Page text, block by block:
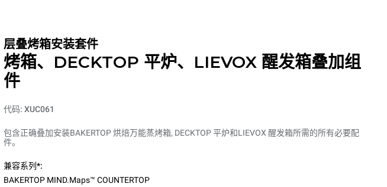
层叠烤箱安装套件
烤箱、DECKTOP 平炉、LIEVOX 醒发箱叠加组
件
代码: XUC061
包含正确叠加安装BAKERTOP 烘焙万能蒸烤箱, DECKTOP 平炉和LIEVOX 醒发箱所需的所有必要配
件。
兼容系列*:
BAKERTOP MIND.Maps™ COUNTERTOP